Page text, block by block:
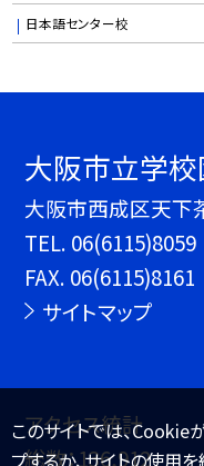
日本語センター校
大阪市立学校
大阪市西成区天下
TEL. 06(6115)8059
FAX. 06(6115)8161
サイトマップ
アクセス統計
総数：136,912
このサイトでは、Cookie
プするか、サイトの使用